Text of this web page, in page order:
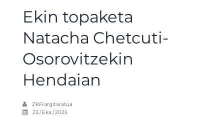
Ekin topaketa
Natacha Chetcuti-
Osorovitzekin
Hendaian
ZKA argitaratua
23 / Eka / 2025